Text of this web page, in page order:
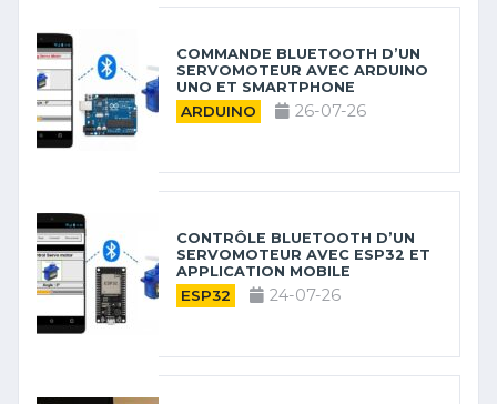
COMMANDE BLUETOOTH D’UN
SERVOMOTEUR AVEC ARDUINO
UNO ET SMARTPHONE
ARDUINO 26-07-26
CONTRÔLE BLUETOOTH D’UN
SERVOMOTEUR AVEC ESP32 ET
APPLICATION MOBILE
ESP32 24-07-26